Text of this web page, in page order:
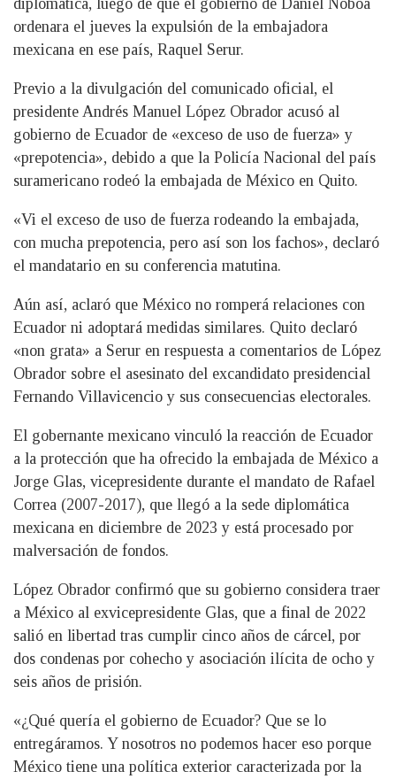
ordenara el jueves la expulsión de la embajadora
mexicana en ese país, Raquel Serur.
Previo a la divulgación del comunicado oficial, el
presidente Andrés Manuel López Obrador acusó al
gobierno de Ecuador de «exceso de uso de fuerza» y
«prepotencia», debido a que la Policía Nacional del país
suramericano rodeó la embajada de México en Quito.
«Vi el exceso de uso de fuerza rodeando la embajada,
con mucha prepotencia, pero así son los fachos», declaró
el mandatario en su conferencia matutina.
Aún así, aclaró que México no romperá relaciones con
Ecuador ni adoptará medidas similares. Quito declaró
«non grata» a Serur en respuesta a comentarios de López
Obrador sobre el asesinato del excandidato presidencial
Fernando Villavicencio y sus consecuencias electorales.
El gobernante mexicano vinculó la reacción de Ecuador
a la protección que ha ofrecido la embajada de México a
Jorge Glas, vicepresidente durante el mandato de Rafael
Correa (2007-2017), que llegó a la sede diplomática
mexicana en diciembre de 2023 y está procesado por
malversación de fondos.
López Obrador confirmó que su gobierno considera traer
a México al exvicepresidente Glas, que a final de 2022
salió en libertad tras cumplir cinco años de cárcel, por
dos condenas por cohecho y asociación ilícita de ocho y
seis años de prisión.
«¿Qué quería el gobierno de Ecuador? Que se lo
entregáramos. Y nosotros no podemos hacer eso porque
México tiene una política exterior caracterizada por la